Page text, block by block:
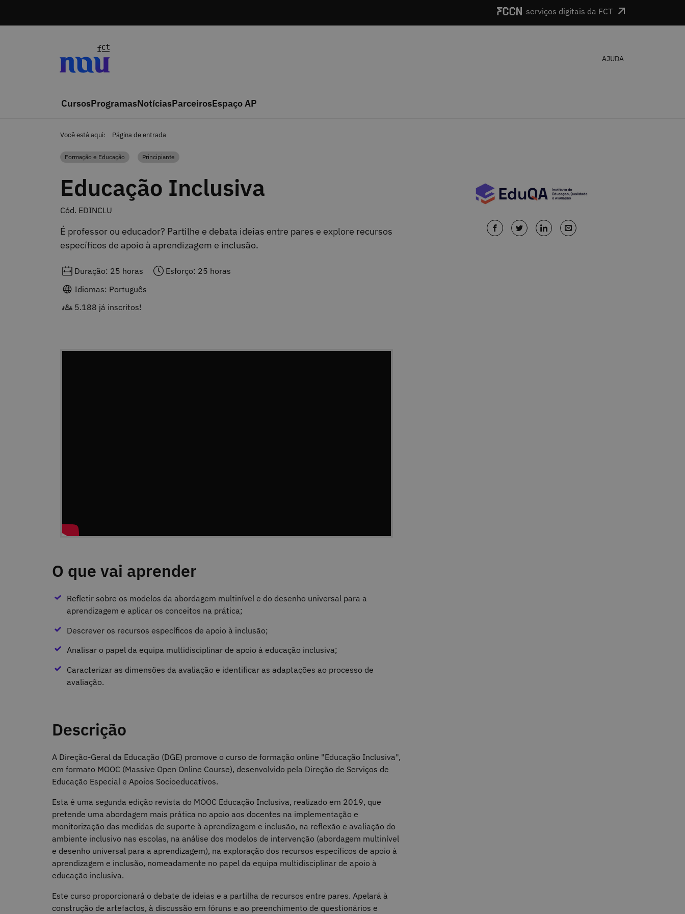
serviços digitais da FCT
AJUDA
CursosProgramasNotíciasParceirosEspaço AP
Você está aqui: Página de entrada
Educação Inclusiva
Cód. EDINCLU
Categoria
Formação e Educação Categoria
Principiante
É professor ou educador? Partilhe e debata ideias entre pares e explore recursos
específicos de apoio à aprendizagem e inclusão.
Duração: 25 horas
Esforço: 25 horas
Idiomas: Português
5.188 já inscritos!
O que vai aprender
Refletir sobre os modelos da abordagem multinível e do desenho universal para a
aprendizagem e aplicar os conceitos na prática;
Descrever os recursos específicos de apoio à inclusão;
Analisar o papel da equipa multidisciplinar de apoio à educação inclusiva;
Caracterizar as dimensões da avaliação e identificar as adaptações ao processo de
avaliação.
Descrição
A Direção-Geral da Educação (DGE) promove o curso de formação online "Educação Inclusiva",
em formato MOOC (Massive Open Online Course), desenvolvido pela Direção de Serviços de
Educação Especial e Apoios Socioeducativos.
Esta é uma segunda edição revista do MOOC Educação Inclusiva, realizado em 2019, que
pretende uma abordagem mais prática no apoio aos docentes na implementação e
monitorização das medidas de suporte à aprendizagem e inclusão, na reflexão e avaliação do
ambiente inclusivo nas escolas, na análise dos modelos de intervenção (abordagem multinível
e desenho universal para a aprendizagem), na exploração dos recursos específicos de apoio à
aprendizagem e inclusão, nomeadamente no papel da equipa multidisciplinar de apoio à
educação inclusiva.
Este curso proporcionará o debate de ideias e a partilha de recursos entre pares. Apelará à
construção de artefactos, à discussão em fóruns e ao preenchimento de questionários e